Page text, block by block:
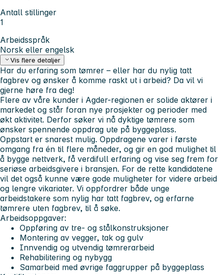
Antall stillinger
1
Arbeidsspråk
Norsk eller engelsk
Vis flere detaljer
Har du erfaring som tømrer – eller har du nylig tatt
fagbrev og ønsker å komme raskt ut i arbeid? Da vil vi
gjerne høre fra deg!
Flere av våre kunder i Agder-regionen er solide aktører i
markedet og står foran nye prosjekter og perioder med
økt aktivitet. Derfor søker vi nå dyktige tømrere som
ønsker spennende oppdrag ute på byggeplass.
Oppstart er snarest mulig. Oppdragene varer i første
omgang fra én til flere måneder, og gir en god mulighet til
å bygge nettverk, få verdifull erfaring og vise seg frem for
seriøse arbeidsgivere i bransjen. For de rette kandidatene
vil det også kunne være gode muligheter for videre arbeid
og lengre vikariater. Vi oppfordrer både unge
arbeidstakere som nylig har tatt fagbrev, og erfarne
tømrere uten fagbrev, til å søke.
Arbeidsoppgaver:
Oppføring av tre- og stålkonstruksjoner
Montering av vegger, tak og gulv
Innvendig og utvendig tømrerarbeid
Rehabilitering og nybygg
Samarbeid med øvrige faggrupper på byggeplass